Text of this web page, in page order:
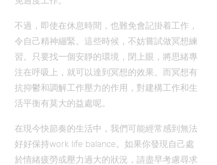
不過，即使在休息時間，也難免會記掛着工作，
令自己精神繃緊。這些時候，不妨嘗試做冥想練
習。只要找一個安靜的環境，閉上眼，將思緒專
注在呼吸上，就可以達到冥想的效果。而冥想有
抗抑鬱和調解工作壓力的作用，對建構工作和生
活平衡有莫大的益處呢。
在現今快節奏的生活中，我們可能經常感到無法
好好保持work life balance。如果你發現自己處
於情緒疲勞或壓力過大的狀況，請盡早考慮尋求